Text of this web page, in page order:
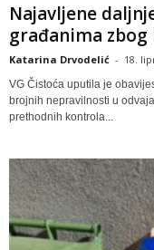
Najavljene
građanima zbog
Katarina Drvodelić - 18.
VG Čistoća uputila je
brojnih nepravilnosti u
prethodnih kontrola...